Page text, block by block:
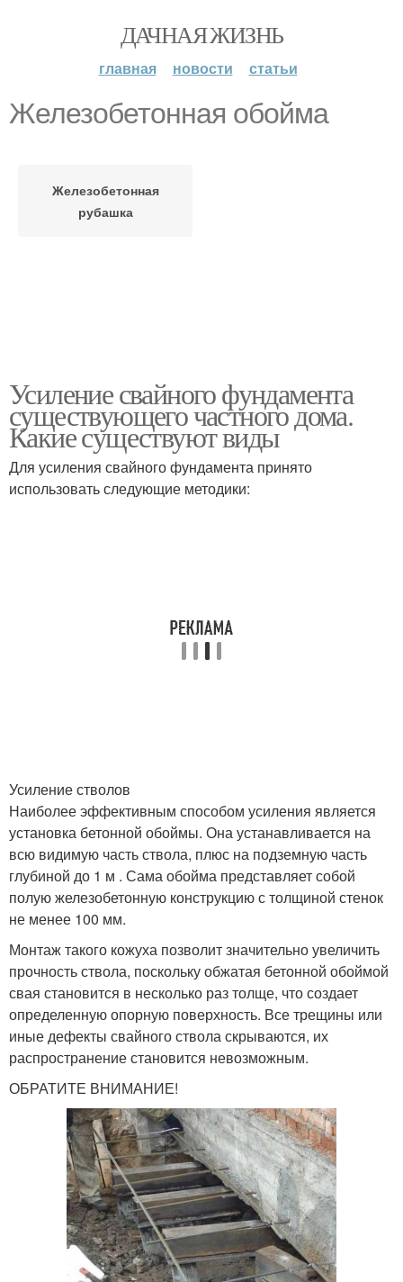
ДАЧНАЯ ЖИЗНЬ
главная новости статьи
Железобетонная обойма
Железобетонная
рубашка
Усиление свайного фундамента
существующего частного дома.
Какие существуют виды
Для усиления свайного фундамента принято
использовать следующие методики:
Усиление стволов
Наиболее эффективным способом усиления является
установка бетонной обоймы. Она устанавливается на
всю видимую часть ствола, плюс на подземную часть
глубиной до 1 м . Сама обойма представляет собой
полую железобетонную конструкцию с толщиной стенок
не менее 100 мм.
Монтаж такого кожуха позволит значительно увеличить
прочность ствола, поскольку обжатая бетонной обоймой
свая становится в несколько раз толще, что создает
определенную опорную поверхность. Все трещины или
иные дефекты свайного ствола скрываются, их
распространение становится невозможным.
ОБРАТИТЕ ВНИМАНИЕ!